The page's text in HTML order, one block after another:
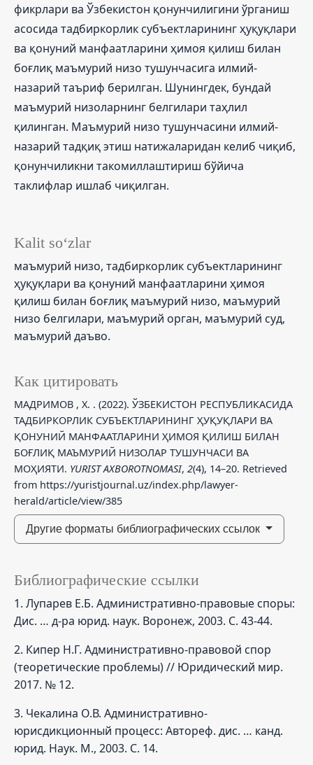
Kalit so‘zlar
маъмурий низо, тадбиркорлик субъектларининг
ҳуқуқлари ва қонуний манфаатларини ҳимоя
қилиш билан боғлиқ маъмурий низо, маъмурий
низо белгилари, маъмурий орган, маъмурий суд,
маъмурий даъво.
Как цитировать
МАДРИМОВ , Х. . (2022). ЎЗБЕКИСТОН РЕСПУБЛИКАСИДА
ТАДБИРКОРЛИК СУБЪЕКТЛАРИНИНГ ҲУҚУҚЛАРИ ВА
ҚОНУНИЙ МАНФААТЛАРИНИ ҲИМОЯ ҚИЛИШ БИЛАН
БОҒЛИҚ МАЪМУРИЙ НИЗОЛАР ТУШУНЧАСИ ВА
МОҲИЯТИ. YURIST AXBOROTNOMASI, 2(4), 14–20. Retrieved
from https://yuristjournal.uz/index.php/lawyer-
herald/article/view/385
Другие форматы библиографических ссылок
фикрлари ва Ўзбекистон қонунчилигини ўрганиш
асосида тадбиркорлик субъектларининг ҳуқуқлари
ва қонуний манфаатларини ҳимоя қилиш билан
боғлиқ маъмурий низо тушунчасига илмий-
назарий таъриф берилган. Шунингдек, бундай
маъмурий низоларнинг белгилари таҳлил
қилинган. Маъмурий низо тушунчасини илмий-
назарий тадқиқ этиш натижаларидан келиб чиқиб,
қонунчиликни такомиллаштириш бўйича
таклифлар ишлаб чиқилган.
Библиографические ссылки
1. Лупарев Е.Б. Административно-правовые споры:
Дис. … д-ра юрид. наук. Воронеж, 2003. С. 43-44.
2. Кипер Н.Г. Административно-правовой спор
(теоретические проблемы) // Юридический мир.
2017. № 12.
3. Чекалина О.В. Административно-
юрисдикционный процесс: Автореф. дис. … канд.
юрид. Наук. М., 2003. С. 14.